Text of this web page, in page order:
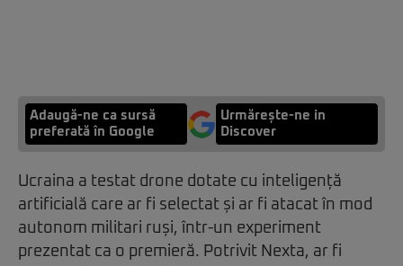
Adaugă-ne ca sursă
preferată în Google
Urmărește-ne in
Discover
Ucraina a testat drone dotate cu inteligență
artificială care ar fi selectat și ar fi atacat în mod
autonom militari ruși, într-un experiment
prezentat ca o premieră. Potrivit Nexta, ar fi